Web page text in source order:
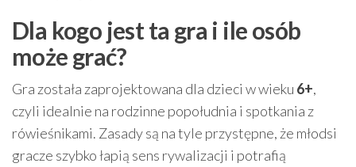
Dla kogo jest ta gra i ile osób
może grać?
Gra została zaprojektowana dla dzieci w wieku 6+,
czyli idealnie na rodzinne popołudnia i spotkania z
rówieśnikami. Zasady są na tyle przystępne, że młodsi
gracze szybko łapią sens rywalizacji i potrafią